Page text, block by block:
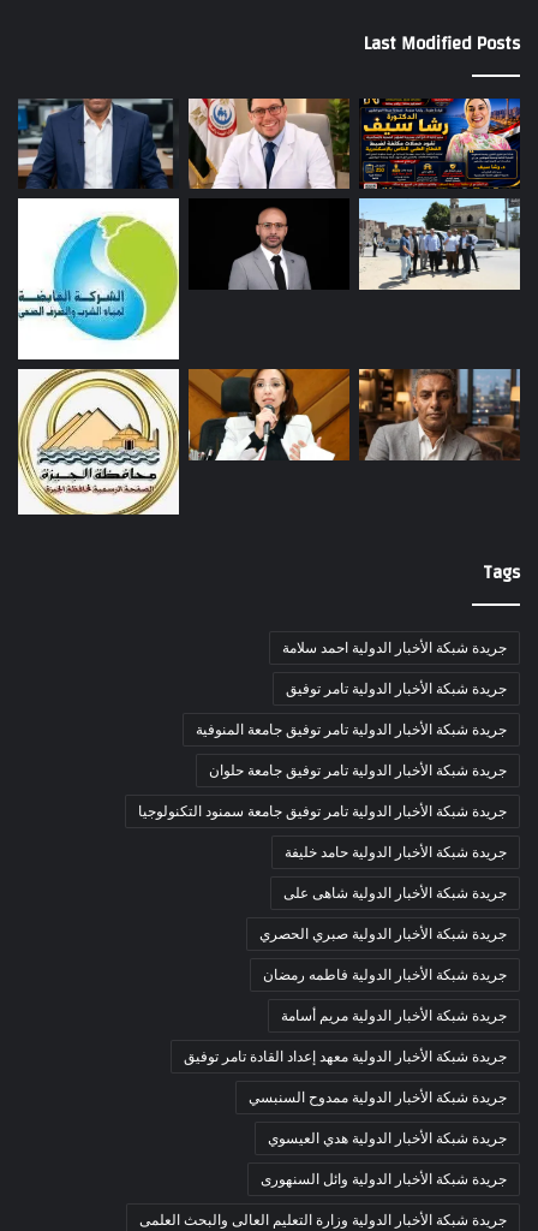
Last Modified Posts
Tags
جريدة شبكة الأخبار الدولية احمد سلامة
جريدة شبكة الأخبار الدولية تامر توفيق
جريدة شبكة الأخبار الدولية تامر توفيق جامعة المنوفية
جريدة شبكة الأخبار الدولية تامر توفيق جامعة حلوان
جريدة شبكة الأخبار الدولية تامر توفيق جامعة سمنود التكنولوجيا
جريدة شبكة الأخبار الدولية حامد خليفة
جريدة شبكة الأخبار الدولية شاهى على
جريدة شبكة الأخبار الدولية صبري الحصري
جريدة شبكة الأخبار الدولية فاطمه رمضان
جريدة شبكة الأخبار الدولية مريم أسامة
جريدة شبكة الأخبار الدولية معهد إعداد القادة تامر توفيق
جريدة شبكة الأخبار الدولية ممدوح السنبسي
جريدة شبكة الأخبار الدولية هدي العيسوي
جريدة شبكة الأخبار الدولية وائل السنهورى
جريدة شبكة الأخبار الدولية وزارة التعليم العالى والبحث العلمى